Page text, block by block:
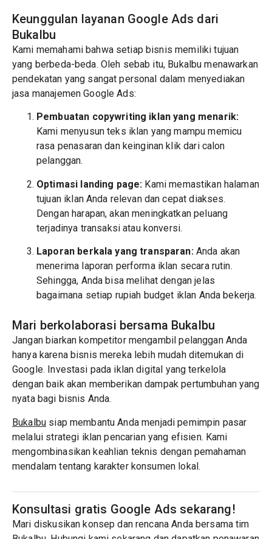
Keunggulan layanan Google Ads dari
Bukalbu
Kami memahami bahwa setiap bisnis memiliki tujuan
yang berbeda-beda. Oleh sebab itu, Bukalbu menawarkan
pendekatan yang sangat personal dalam menyediakan
jasa manajemen Google Ads:
Pembuatan copywriting iklan yang menarik:
Kami menyusun teks iklan yang mampu memicu
rasa penasaran dan keinginan klik dari calon
pelanggan.
Optimasi landing page: Kami memastikan halaman
tujuan iklan Anda relevan dan cepat diakses.
Dengan harapan, akan meningkatkan peluang
terjadinya transaksi atau konversi.
Laporan berkala yang transparan:Anda akan
menerima laporan performa iklan secara rutin.
Sehingga, Anda bisa melihat dengan jelas
bagaimana setiap rupiah budget iklan Anda bekerja.
Mari berkolaborasi bersama Bukalbu
Jangan biarkan kompetitor mengambil pelanggan Anda
hanya karena bisnis mereka lebih mudah ditemukan di
Google. Investasi pada iklan digital yang terkelola
dengan baik akan memberikan dampak pertumbuhan yang
nyata bagi bisnis Anda.
Bukalbu siap membantu Anda menjadi pemimpin pasar
melalui strategi iklan pencarian yang efisien. Kami
mengombinasikan keahlian teknis dengan pemahaman
mendalam tentang karakter konsumen lokal.
Konsultasi gratis Google Ads sekarang!
Mari diskusikan konsep dan rencana Anda bersama tim